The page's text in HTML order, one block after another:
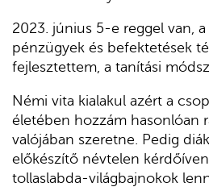
2023. június 5-e reggel van,
pénzügyek és befektetések
fejlesztettem, a tanítási
Némi vita kialakul azért a
életében hozzám hasonlóan
valójában szeretne. Pedig
előkészítő névtelen
tollaslabda-világbajnokok